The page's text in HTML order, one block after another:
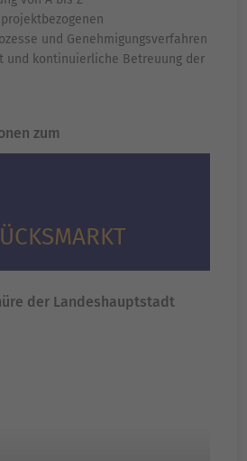
und Genehmigungsverfahren
und kontinuierliche Betreuung der
zum
der Landeshauptstadt